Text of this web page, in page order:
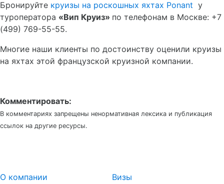
Бронируйте круизы на роскошных яхтах Ponant у
туроператора «Вип Круиз» по телефонам в Москве: +7
(499) 769-55-55.
Многие наши клиенты по достоинству оценили круизы
на яхтах этой французской круизной компании.
Комментировать:
В комментариях запрещены ненормативная лексика и публикация
ссылок на другие ресурсы.
О компании Визы